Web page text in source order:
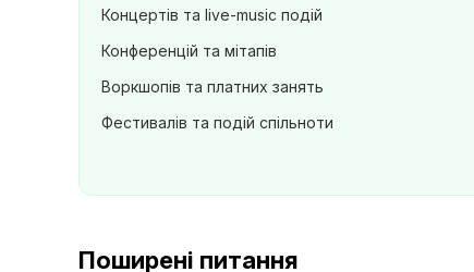
Концертів та live-music подій
Конференцій та мітапів
Воркшопів та платних занять
Фестивалів та подій спільноти
Поширені питання